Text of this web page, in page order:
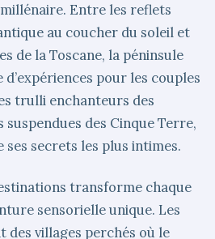
Entre les reflets
au coucher du soleil et
de la Toscane, la péninsule
pour les couples
trulli enchanteurs des
des Cinque Terre,
ses secrets les plus intimes.
transforme chaque
sensorielle unique. Les
des villages perchés où le